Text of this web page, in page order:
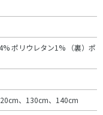
ポリウレタン1% （裏）ポ
、130cm、140cm